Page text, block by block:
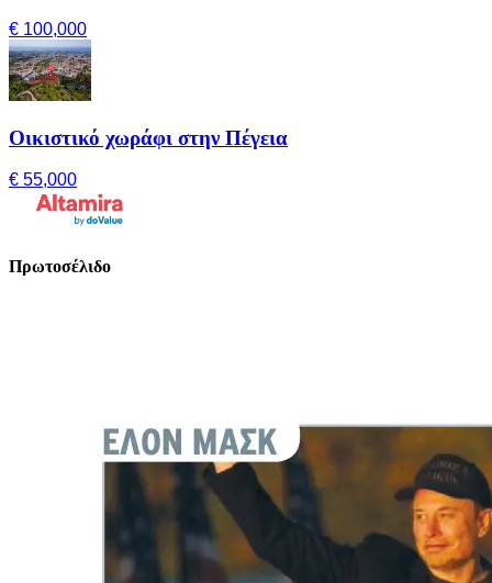
€ 100,000
Οικιστικό χωράφι στην Πέγεια
€ 55,000
Πρωτοσέλιδο